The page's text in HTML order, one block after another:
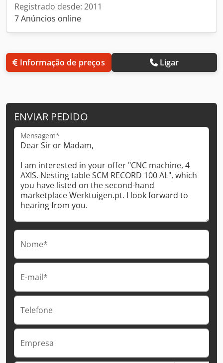
Registrado desde: 2011
7 Anúncios online
Informação de preços Ligar
ENVIAR PEDIDO
Mensagem*
Nome*
E-mail*
Telefone
Empresa